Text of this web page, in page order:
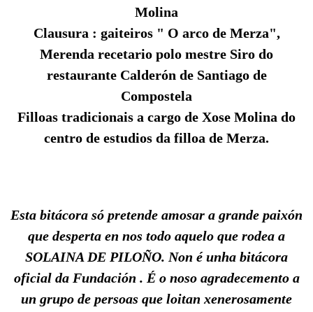
Molina
Clausura : gaiteiros " O arco de Merza",
Merenda recetario polo mestre Siro do
restaurante Calderón de Santiago de
Compostela
Filloas tradicionais a cargo de Xose Molina do
centro de estudios da filloa de Merza.
Esta bitácora só pretende amosar a grande paixón
que desperta en nos todo aquelo que rodea a
SOLAINA DE PILOÑO. Non é unha bitácora
oficial da Fundación . É o noso agradecemento a
un grupo de persoas que loitan xenerosamente